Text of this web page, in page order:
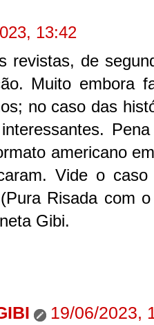
13:42
revistas, de
Muito embora
no caso das
americano
Vide o
Risada com
Gibi.
19/06/2023,